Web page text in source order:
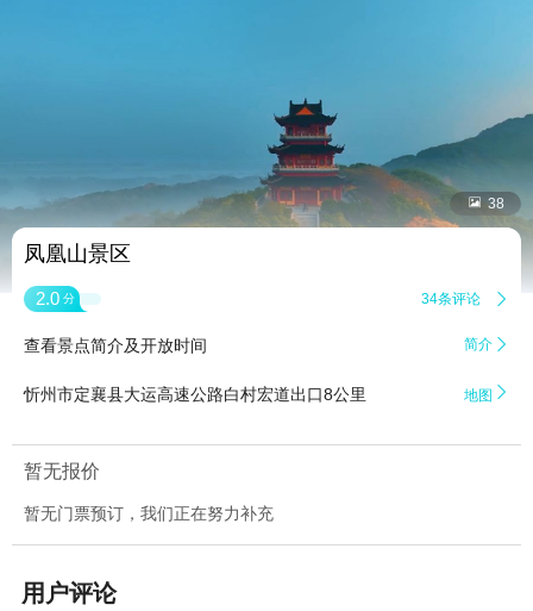
 38
凤凰山景区
2.0 分 34条评论 
查看景点简介及开放时间 简介 
忻州市定襄县大运高速公路白村宏道出口8公里 地图 
暂无报价
暂无门票预订，我们正在努力补充
用户评论